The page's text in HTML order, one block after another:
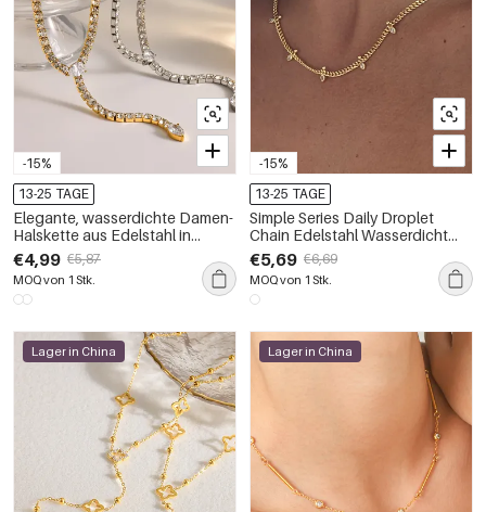
-15%
13-25 TAGE
Elegante, wasserdichte Damen-
Halskette aus Edelstahl in
Goldfarbe mit Strasssteinen
€4,99 €5,87
MOQ von 1 Stk.
-15%
13-25 TAGE
Simple Series Daily Droplet
Chain Edelstahl Wasserdicht
Goldfarbene Damenkette
€5,69 €6,69
MOQ von 1 Stk.
Lager in China Lager in China